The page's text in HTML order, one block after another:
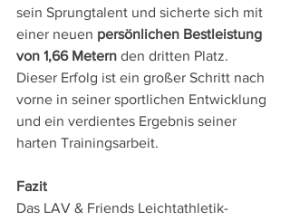
sein Sprungtalent und sicherte sich mit
einer neuen persönlichen Bestleistung
von 1,66 Metern den dritten Platz.
Dieser Erfolg ist ein großer Schritt nach
vorne in seiner sportlichen Entwicklung
und ein verdientes Ergebnis seiner
harten Trainingsarbeit.
Fazit
Das LAV & Friends Leichtathletik-